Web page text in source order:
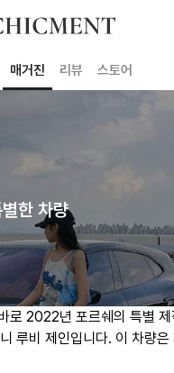
매거진 리뷰 스토어
한 차량
로 2022년 포르쉐의 특별
루비 제인입니다. 이 차량